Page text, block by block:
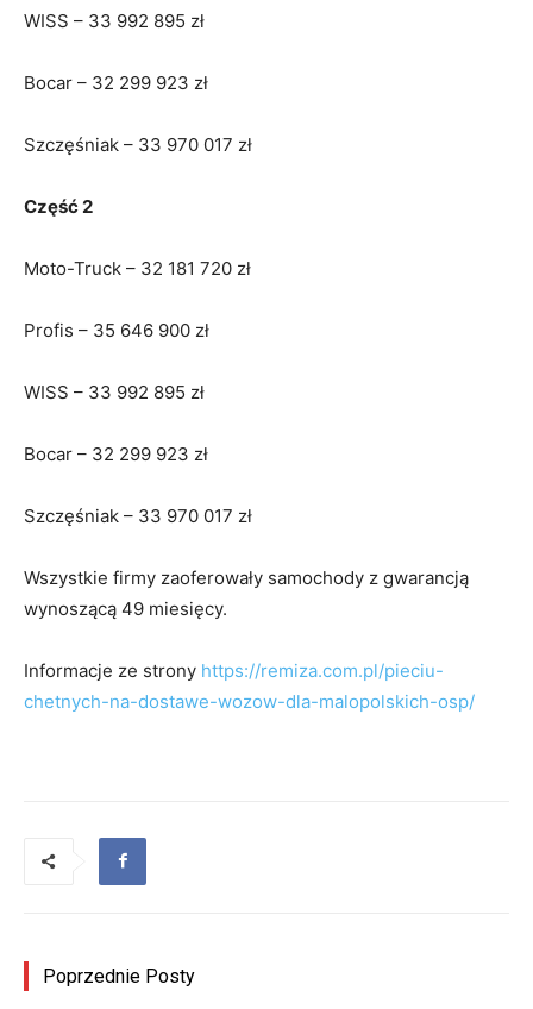
WISS – 33 992 895 zł
Bocar – 32 299 923 zł
Szczęśniak – 33 970 017 zł
Część 2
Moto-Truck – 32 181 720 zł
Profis – 35 646 900 zł
WISS – 33 992 895 zł
Bocar – 32 299 923 zł
Szczęśniak – 33 970 017 zł
Wszystkie firmy zaoferowały samochody z gwarancją
wynoszącą 49 miesięcy.
Informacje ze strony https://remiza.com.pl/pieciu-
chetnych-na-dostawe-wozow-dla-malopolskich-osp/
Poprzednie Posty